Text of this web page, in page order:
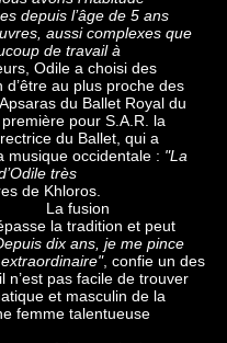
depuis l’âge de 5 ans
aussi complexes que
de travail à
Odile a choisi des
d’être au plus proche des
du Ballet Royal du
pour S.A.R. la
du Ballet, qui a
musique occidentale : "La
très
de Khloros.
La fusion
la tradition et peut
dix ans, je me pince
, confie un des
n’est pas facile de trouver
et masculin de la
femme talentueuse